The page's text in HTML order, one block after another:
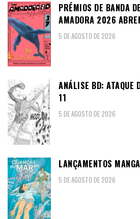
PRÉMIOS DE BANDA
AMADORA 2026
5 DE AGOSTO DE 2026
ANÁLISE BD: ATAQUE
11
5 DE AGOSTO DE 2026
LANÇAMENTOS
5 DE AGOSTO DE 2026